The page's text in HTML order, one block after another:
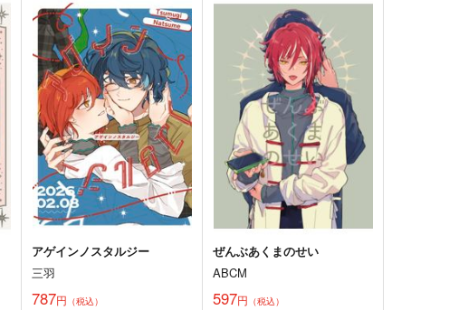
アゲインノスタルジー
三羽
787円 （税込）
ぜんぶあくまのせい
ABCM
597円 （税込）